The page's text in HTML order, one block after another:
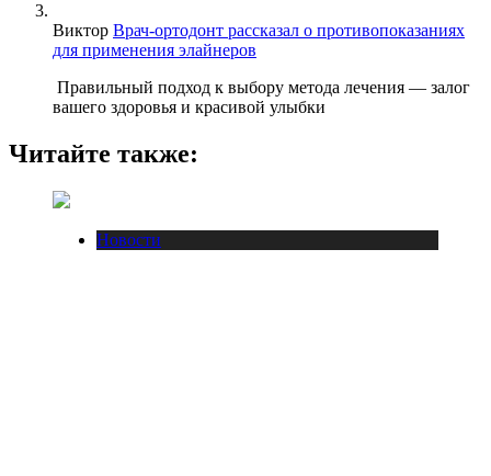
Виктор Врач-ортодонт рассказал о противопоказаниях
для применения элайнеров
Правильный подход к выбору метода лечения — залог
вашего здоровья и красивой улыбки
Читайте также:
Новости